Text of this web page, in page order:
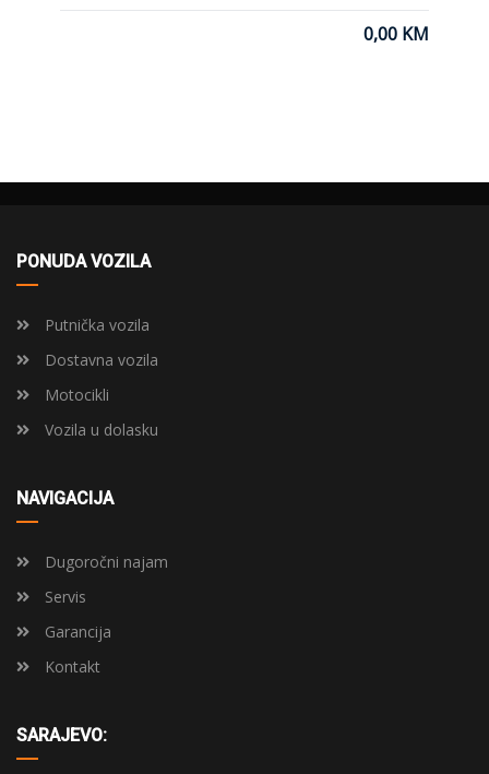
0,00 KM
PONUDA VOZILA
Putnička vozila
Dostavna vozila
Motocikli
Vozila u dolasku
NAVIGACIJA
Dugoročni najam
Servis
Garancija
Kontakt
SARAJEVO: